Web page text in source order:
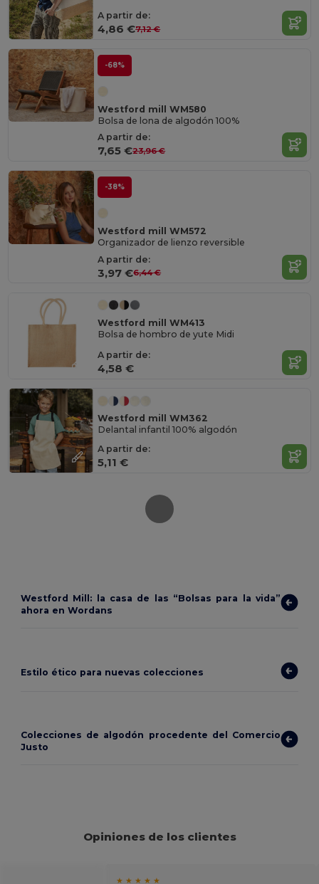
A partir de:
4,86 €7,12 €
-68%
Westford mill WM580
Bolsa de lona de algodón 100%
A partir de:
7,65 €23,96 €
-38%
Westford mill WM572
Organizador de lienzo reversible
A partir de:
3,97 €6,44 €
Westford mill WM413
Bolsa de hombro de yute Midi
A partir de:
4,58 €
Westford mill WM362
Delantal infantil 100% algodón
A partir de:
5,11 €
Westford Mill: la casa de las “Bolsas para la vida”
ahora en Wordans
Estilo ético para nuevas colecciones
Colecciones de algodón procedente del Comercio
Justo
Opiniones de los clientes
★ ★ ★ ★ ★